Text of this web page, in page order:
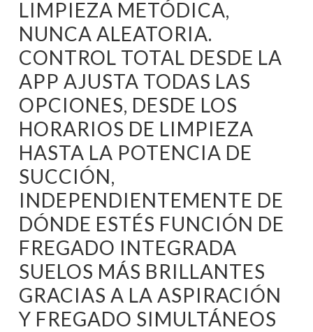
LIMPIEZA METÓDICA,
NUNCA ALEATORIA.
CONTROL TOTAL DESDE LA
APP AJUSTA TODAS LAS
OPCIONES, DESDE LOS
HORARIOS DE LIMPIEZA
HASTA LA POTENCIA DE
SUCCIÓN,
INDEPENDIENTEMENTE DE
DÓNDE ESTÉS FUNCIÓN DE
FREGADO INTEGRADA
SUELOS MÁS BRILLANTES
GRACIAS A LA ASPIRACIÓN
Y FREGADO SIMULTÁNEOS